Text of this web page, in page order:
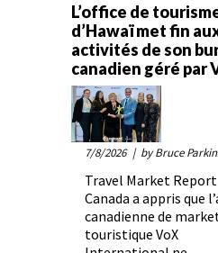
L’office de
d’Hawaï met fin
activités de son
canadien géré par
7/8/2026 | by Bruce
Travel Market Report
Canada a appris que
canadienne de
touristique VoX